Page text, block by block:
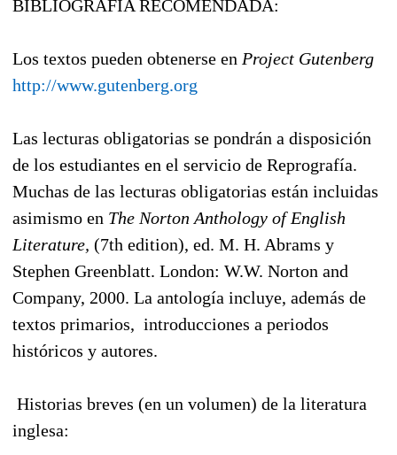
BIBLIOGRAFÍA RECOMENDADA:
Los textos pueden obtenerse en Project Gutenberg
http://www.gutenberg.org
Las lecturas obligatorias se pondrán a disposición
de los estudiantes en el servicio de Reprografía.
Muchas de las lecturas obligatorias están incluidas
asimismo en The Norton Anthology of English
Literature, (7th edition), ed. M. H. Abrams y
Stephen Greenblatt. London: W.W. Norton and
Company, 2000. La antología incluye, además de
textos primarios, introducciones a periodos
históricos y autores.
Historias breves (en un volumen) de la literatura
inglesa: